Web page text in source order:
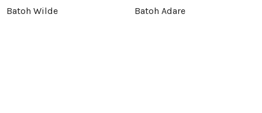
Batoh Wilde Batoh Adare